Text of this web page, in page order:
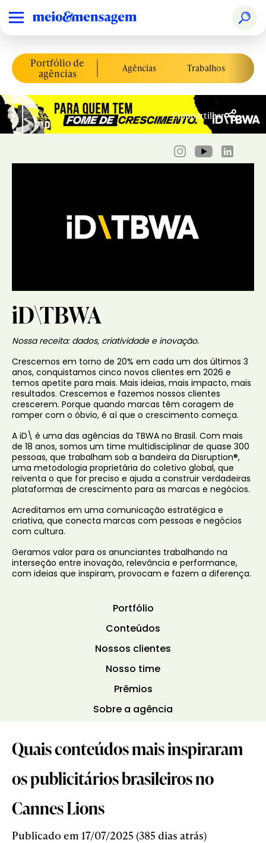
Portfólio de
agências Agências Trabalhos
Compartilhar
iD\TBWA
Nossa receita: dados, criatividade e inovação.
Crescemos em torno de 20% em cada um dos últimos 3
anos, conquistamos cinco novos clientes em 2026 e
temos apetite para mais. Mais ideias, mais impacto, mais
resultados. Crescemos e fazemos nossos clientes
crescerem. Porque quando marcas têm coragem de
romper com o óbvio, é aí que o crescimento começa.
A iD\ é uma das agências da TBWA no Brasil. Com mais
de 18 anos, somos um time multidisciplinar de quase 300
pessoas, que trabalham sob a bandeira da Disruption®,
uma metodologia proprietária do coletivo global, que
reiventa o que for preciso e ajuda a construir verdadeiras
plataformas de crescimento para as marcas e negócios.
Acreditamos em uma comunicação estratégica e
criativa, que conecta marcas com pessoas e negócios
com cultura.
Geramos valor para os anunciantes trabalhando na
interseção entre inovação, relevância e performance,
com ideias que inspiram, provocam e fazem a diferença.
Portfólio
Conteúdos
Nossos clientes
Nosso time
Prêmios
Sobre a agência
Quais conteúdos mais inspiraram
os publicitários brasileiros no
Cannes Lions
Publicado em 17/07/2025 (385 dias atrás)